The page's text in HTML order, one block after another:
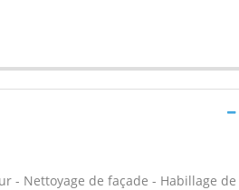
- Nettoyage de façade - Habillage de